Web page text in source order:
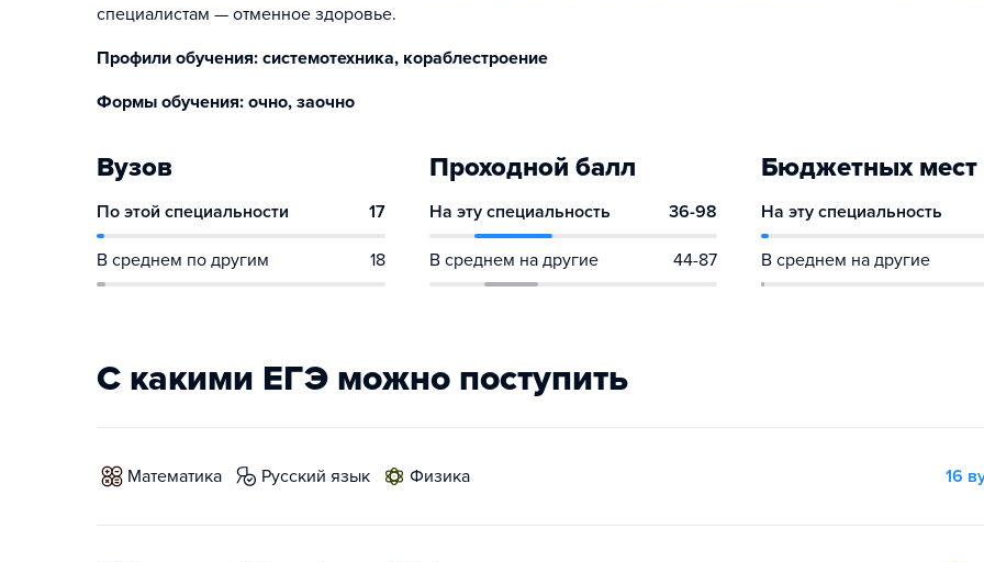
специалистам — отменное здоровье.
Профили обучения: системотехника, кораблестроение
Формы обучения: очно, заочно
Вузов
По этой специальности 17
В среднем по другим 18
Проходной балл
На эту специальность 36-98
В среднем на другие 44-87
Бюджетных мест
На эту специальность
В среднем на другие
С какими ЕГЭ можно поступить
математика русский язык физика 16